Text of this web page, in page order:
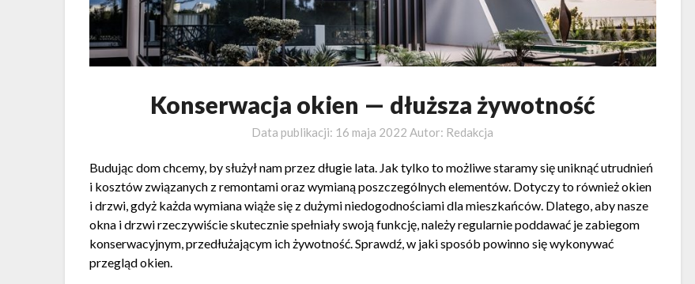
Konserwacja okien — dłuższa żywotność
Data publikacji: 16 maja 2022 Autor: Redakcja
Budując dom chcemy, by służył nam przez długie lata. Jak tylko to możliwe staramy się uniknąć utrudnień
i kosztów związanych z remontami oraz wymianą poszczególnych elementów. Dotyczy to również okien
i drzwi, gdyż każda wymiana wiąże się z dużymi niedogodnościami dla mieszkańców. Dlatego, aby nasze
okna i drzwi rzeczywiście skutecznie spełniały swoją funkcję, należy regularnie poddawać je zabiegom
konserwacyjnym, przedłużającym ich żywotność. Sprawdź, w jaki sposób powinno się wykonywać
przegląd okien.